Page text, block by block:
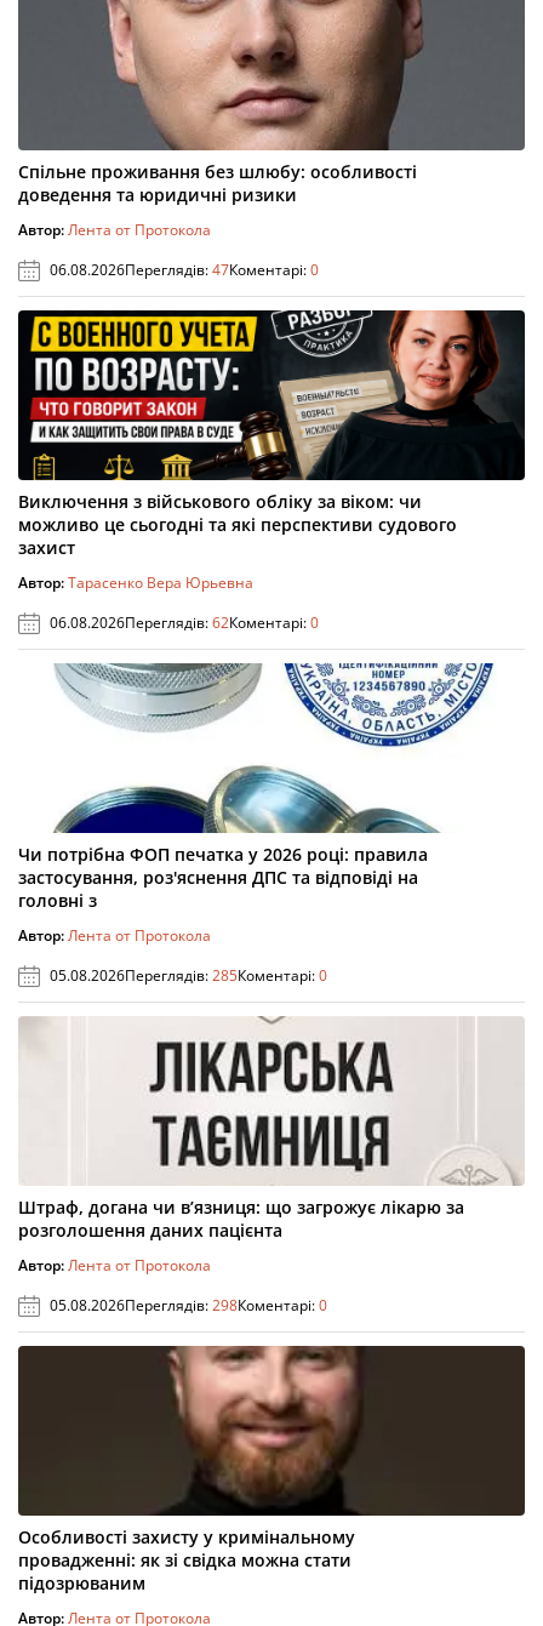
Спільне проживання без шлюбу: особливості
доведення та юридичні ризики
Автор:Лента от Протокола
06.08.2026Переглядів:47Коментарі:0
Виключення з військового обліку за віком: чи
можливо це сьогодні та які перспективи судового
захист
Автор:Тарасенко Вера Юрьевна
06.08.2026Переглядів:62Коментарі:0
Чи потрібна ФОП печатка у 2026 році: правила
застосування, роз'яснення ДПС та відповіді на
головні з
Автор:Лента от Протокола
05.08.2026Переглядів:285Коментарі:0
Штраф, догана чи в’язниця: що загрожує лікарю за
розголошення даних пацієнта
Автор:Лента от Протокола
05.08.2026Переглядів:298Коментарі:0
Особливості захисту у кримінальному
провадженні: як зі свідка можна стати
підозрюваним
Автор:Лента от Протокола